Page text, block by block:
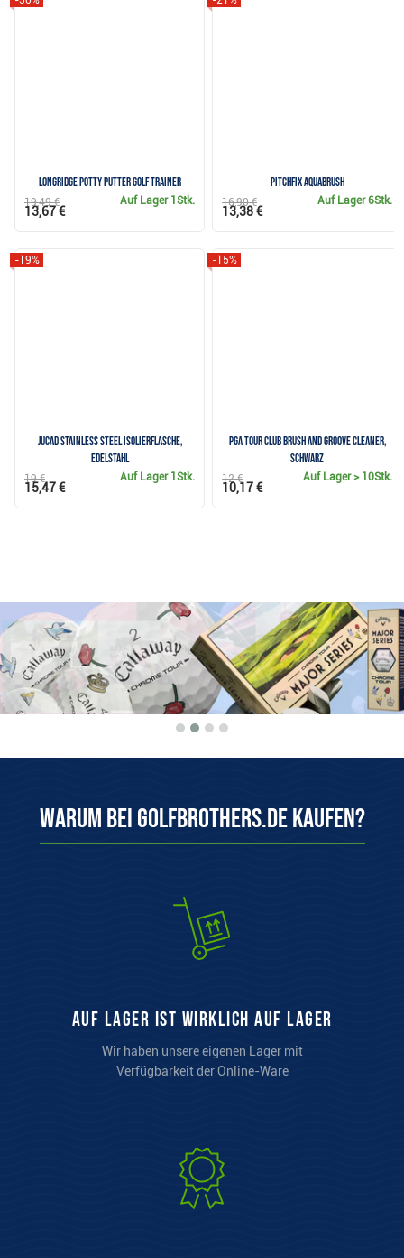
Longridge Potty Putter Golf Trainer
Auf Lager 1Stk.
19,49 €
13,67 €
Pitchfix Aquabrush
Auf Lager6Stk.
16,90 €
13,38 €
JuCad Stainless Steel Isolierflasche,
Edelstahl
-19%
Auf Lager 1Stk.
19 €
15,47 €
PGA Tour Club Brush and Groove Cleaner,
schwarz
-15%
Auf Lager> 10Stk.
12 €
10,17 €
Warum bei Golfbrothers.de kaufen?
auf Lager ist wirklich auf Lager
Wir haben unsere eigenen Lager mit
Verfügbarkeit der Online-Ware